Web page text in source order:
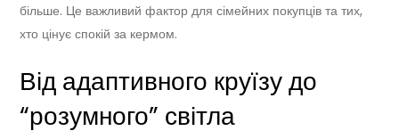
більше. Це важливий фактор для сімейних покупців та тих,
хто цінує спокій за кермом.
Від адаптивного круїзу до
“розумного” світла